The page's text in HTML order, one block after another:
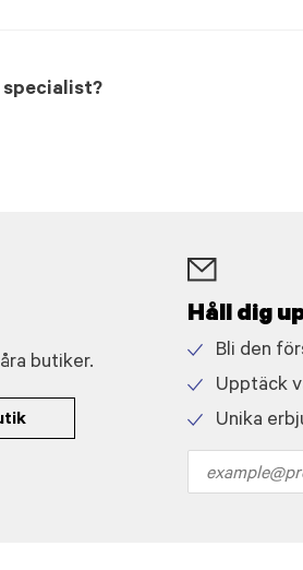
specialist?
butiker.
Håll dig
icon
Bli den
icon
Upptäck
Unika
address